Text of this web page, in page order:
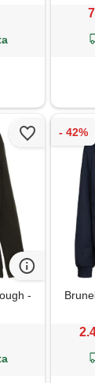
-